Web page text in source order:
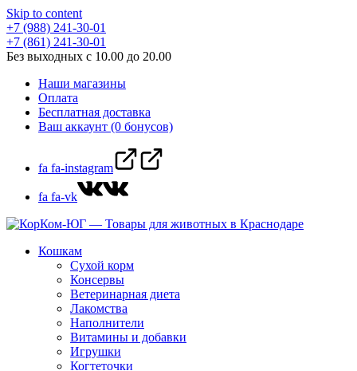
Skip to content
+7 (988) 241-30-01
+7 (861) 241-30-01
Без выходных с 10.00 до 20.00
Наши магазины
Оплата
Бесплатная доставка
Ваш аккаунт (0 бонусов)
fa fa-instagram
fa fa-vk
Кошкам
Сухой корм
Консервы
Ветеринарная диета
Лакомства
Наполнители
Витамины и добавки
Игрушки
Когтеточки